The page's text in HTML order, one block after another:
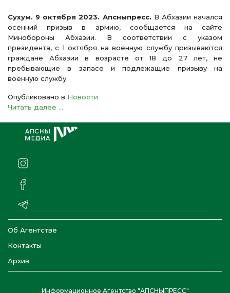
Сухум. 9 октября 2023. Апсныпресс. В Абхазии начался
осенний призыв в армию, сообщается на сайте
Минобороны Абхазии. В соответствии с указом
президента, с 1 октября на военную службу призываются
граждане Абхазии в возрасте от 18 до 27 лет, не
пребывающие в запасе и подлежащие призыву на
военную службу.
Опубликовано в Новости
Читать далее ...
Об Агентстве
Контакты
Архив
Информационное Агентство "АПСНЫПРЕСС"